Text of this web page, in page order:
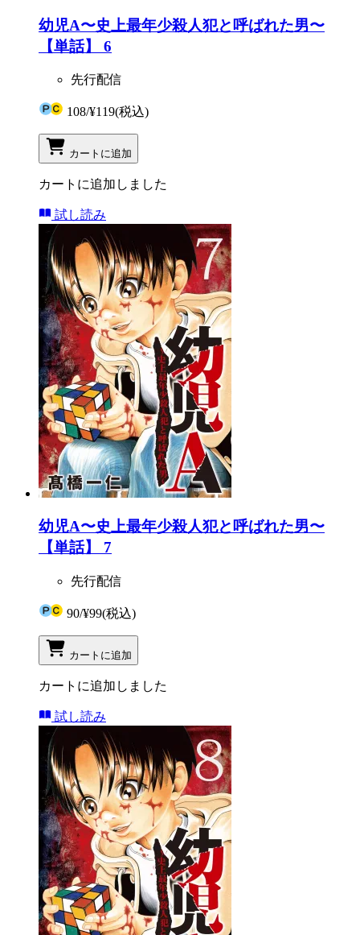
幼児A〜史上最年少殺人犯と呼ばれた男〜
【単話】 6
先行配信
108/¥119(税込)
カートに追加
カートに追加しました
試し読み
幼児A〜史上最年少殺人犯と呼ばれた男〜
【単話】 7
先行配信
90/¥99(税込)
カートに追加
カートに追加しました
試し読み